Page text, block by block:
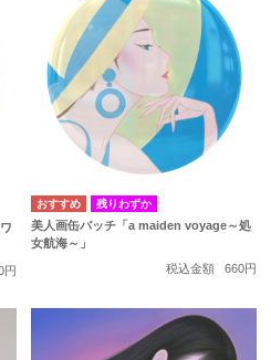
円
残りわずか
美人画缶バッチ「a maiden voyage～処
女航海～」
税込金額
660円